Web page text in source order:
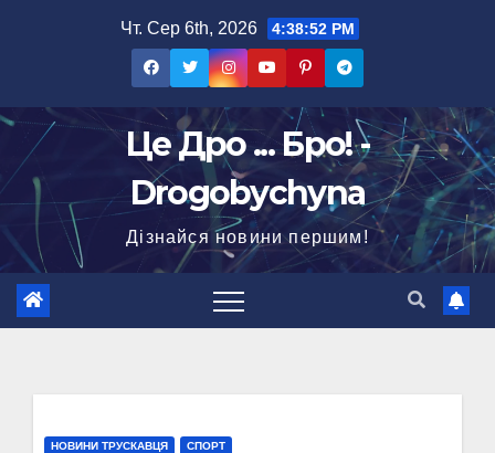
Чт. Сер 6th, 2026 4:38:53 PM
Це Дро ... Бро! -
Drogobychyna
Дізнайся новини першим!
НОВИНИ ТРУСКАВЦЯ СПОРТ